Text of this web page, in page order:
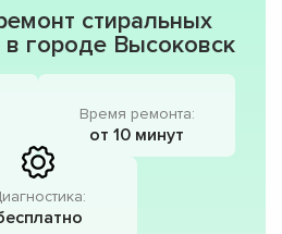
стиральных
городе Высоковск
Время ремонта:
от 10 минут